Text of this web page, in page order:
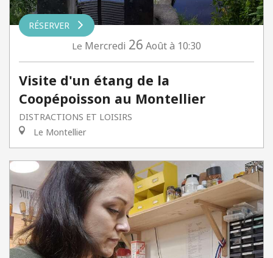
RÉSERVER
Le Mercredi 26 Aoûtà 10:30
Visite d'un étang de la
Coopépoisson au Montellier
DISTRACTIONS ET LOISIRS
Le Montellier